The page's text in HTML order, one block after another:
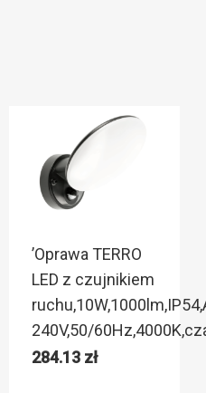
’Oprawa TERRO
LED z czujnikiem
240V,50/
284.13 zł